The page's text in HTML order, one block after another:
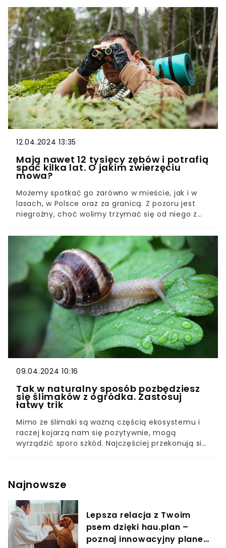
zwierząt domowych. W ciągu zaledwie kilku
godzin od zabawy w ogrodzie kobieta straciła
psa. Powód może zszokować wielu — wszystko
przez to, co znalazł w trawie.
12.04.2024 13:35
Mają nawet 12 tysięcy zębów i potrafią
spać kilka lat. O jakim zwierzęciu
mowa?
Możemy spotkać go zarówno w mieście, jak i w
lasach, w Polsce oraz za granicą. Z pozoru jest
niegroźny, choć wolimy trzymać się od niego z
rzeczywistości jest to żyjątko, które skrywa
mnóstwo tajemnic. Część faktów o nim sprawi,
że już nigdy nie spojrzysz na niego tak samo.
Poznaj ciekawostki o ślimaku!
09.04.2024 10:16
Tak w naturalny sposób pozbędziesz
się ślimaków z ogródka. Zastosuj
łatwy trik
Mimo że ślimaki są ważną częścią ekosystemu i
raczej kojarzą nam się pozytywnie, mogą
wyrządzić sporo szkód. Najczęściej przekonują się
naturalny sposób zwalczyć problem szkodników.
patentu.
Najnowsze
Lepsza relacja z Twoim
psem dzięki hau.plan –
poznaj innowacyjny planer